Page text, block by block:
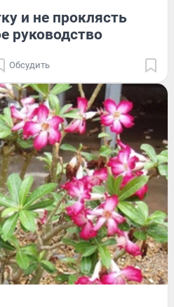
и не проклясть
руководство
Обсудить